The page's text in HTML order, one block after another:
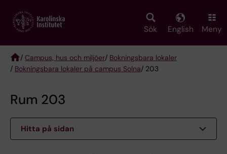
main
Sök English Meny
Breadcrumb
/ Campus, hus och miljöer/ Bokningsbara lokaler
/ Bokningsbara lokaler på campus Solna/ 203
Rum 203
Hitta på sidan